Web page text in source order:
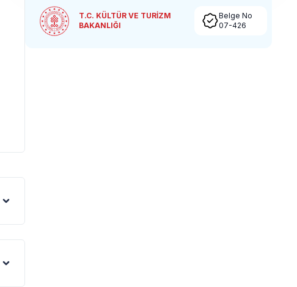
T.C. KÜLTÜR VE TURİZM
BAKANLIĞI
Belge No
07-426